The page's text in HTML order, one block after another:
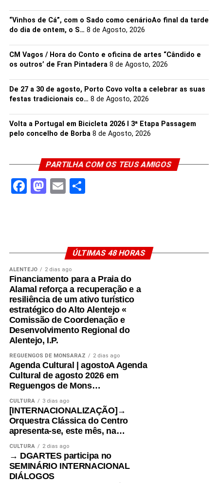
“Vinhos de Cá”, com o Sado como cenárioAo final da tarde
do dia de ontem, o S… 8 de Agosto, 2026
CM Vagos / Hora do Conto e oficina de artes “Cândido e
os outros’ de Fran Pintadera 8 de Agosto, 2026
De 27 a 30 de agosto, Porto Covo volta a celebrar as suas
festas tradicionais co… 8 de Agosto, 2026
Volta a Portugal em Bicicleta 2026 I 3ª Etapa Passagem
pelo concelho de Borba 8 de Agosto, 2026
PARTILHA COM OS TEUS AMIGOS
Facebook
Mastodon
EmailShare
ÚLTIMAS 48 HORAS
ALENTEJO 2 dias ago
Financiamento para a Praia do
Alamal reforça a recuperação e a
resiliência de um ativo turístico
estratégico do Alto Alentejo «
Comissão de Coordenação e
Desenvolvimento Regional do
Alentejo, I.P.
REGUENGOS DE MONSARAZ 2 dias ago
Agenda Cultural | agostoA Agenda
Cultural de agosto 2026 em
Reguengos de Mons…
CULTURA 3 dias ago
[INTERNACIONALIZAÇÃO]→
Orquestra Clássica do Centro
apresenta-se, este mês, na…
CULTURA 2 dias ago
→ DGARTES participa no
SEMINÁRIO INTERNACIONAL
DIÁLOGOS